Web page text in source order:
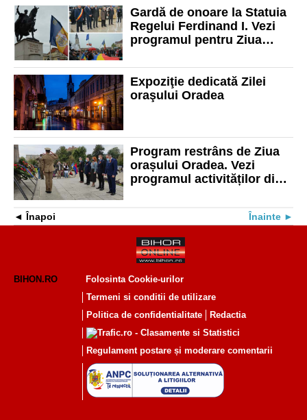
Gardă de onoare la Statuia
Regelui Ferdinand I. Vezi
programul pentru Ziua
Expoziţie dedicată Zilei
oraşului Oradea
Program restrâns de Ziua
orașului Oradea. Vezi
programul activităților din
Înapoi Înainte
BIHON.RO
Folosinta Cookie-urilor
Termeni si conditii de utilizare
Politica de confidentialitate
Redactia
Regulament postare și moderare comentarii